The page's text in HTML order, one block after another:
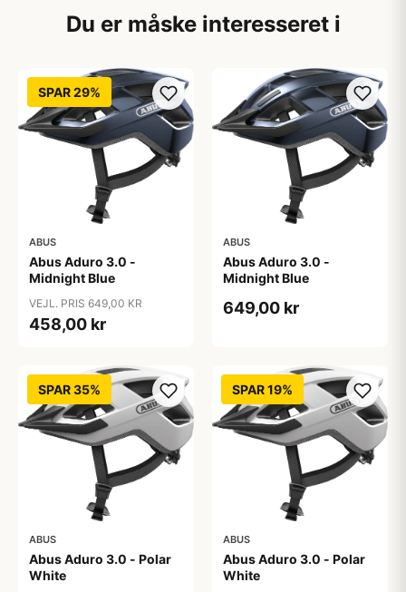
Du er måske interesseret i
SPAR 29%
ABUS
Abus Aduro 3.0 -
Midnight Blue
VEJL. PRIS 649,00 KR
458,00 kr
ABUS
Abus Aduro 3.0 -
Midnight Blue
649,00 kr
SPAR 35%
ABUS
Abus Aduro 3.0 - Polar
White
SPAR 19%
ABUS
Abus Aduro 3.0 - Polar
White